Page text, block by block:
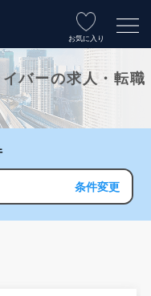
お気に入り
バーの求人・転職
条件変更